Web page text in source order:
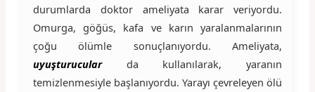
durumlarda doktor ameliyata karar veriyordu.
Omurga, göğüs, kafa ve karın yaralanmalarının
çoğu ölümle sonuçlanıyordu. Ameliyata,
uyuşturucular
da kullanılarak, yaranın
temizlenmesiyle başlanıyordu. Yarayı çevreleyen ölü